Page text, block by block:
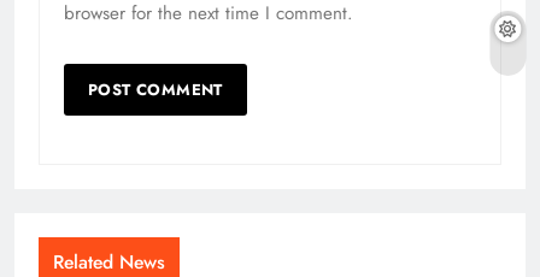
browser for the next time I comment.
Related News